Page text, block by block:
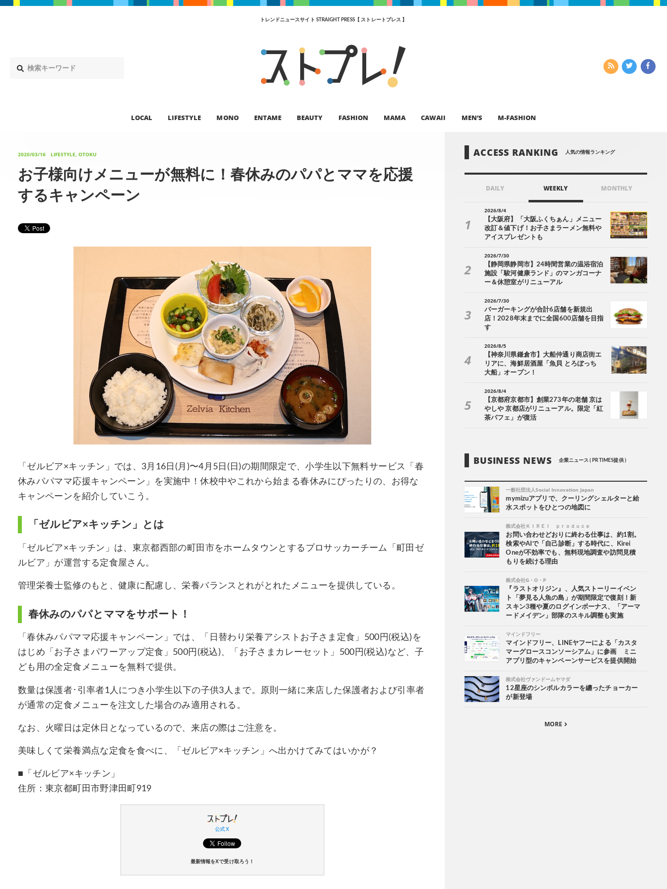
トレンドニュースサイト STRAIGHT PRESS【 ストレートプレス 】
LOCAL LIFESTYLE MONO ENTAME BEAUTY FASHION MAMA CAWAII MEN’S M-FASHION
2020/03/16 LIFESTYLE, OTOKU
お子様向けメニューが無料に！春休みのパパとママを応援
するキャンペーン
「ゼルビア×キッチン」では、3月16日(月)〜4月5日(日)の期間限定で、小学生以下無料サービス「春
休みパパママ応援キャンペーン」を実施中！休校中やこれから始まる春休みにぴったりの、お得な
キャンペーンを紹介していこう。
「ゼルビア×キッチン」とは
「ゼルビア×キッチン」は、東京都西部の町田市をホームタウンとするプロサッカーチーム「町田ゼ
ルビア」が運営する定食屋さん。
管理栄養士監修のもと、健康に配慮し、栄養バランスとれがとれたメニューを提供している。
春休みのパパとママをサポート！
「春休みパパママ応援キャンペーン」では、「日替わり栄養アシストお子さま定食」500円(税込)を
はじめ「お子さまパワーアップ定食」500円(税込)、「お子さまカレーセット」500円(税込)など、子
ども用の全定食メニューを無料で提供。
数量は保護者･引率者1人につき小学生以下の子供3人まで。原則一緒に来店した保護者および引率者
が通常の定食メニューを注文した場合のみ適用される。
なお、火曜日は定休日となっているので、来店の際はご注意を。
美味しくて栄養満点な定食を食べに、「ゼルビア×キッチン」へ出かけてみてはいかが？
■「ゼルビア×キッチン」
住所：東京都町田市野津田町919
公式 X
最新情報をXで受け取ろう！
ACCESS RANKING 人気の情報ランキング
DAILY WEEKLY MONTHLY
2026/8/4
【大阪府】「大阪ふくちぁん」メニュー
改訂＆値下げ！お子さまラーメン無料や
アイスプレゼントも
2026/7/30
【静岡県静岡市】24時間営業の温浴宿泊
施設「駿河健康ランド」のマンガコーナ
ー＆休憩室がリニューアル
2026/7/30
バーガーキングが合計6店舗を新規出
店！2028年末までに全国600店舗を目指
す
2026/8/5
【神奈川県鎌倉市】大船仲通り商店街エ
リアに、海鮮居酒屋「魚貝 とろぼっち
大船」オープン！
2026/8/4
【京都府京都市】創業273年の老舗 京は
やしや 京都店がリニューアル。限定「紅
茶パフェ」が復活
BUSINESS NEWS 企業ニュース ( PR TIMES提供 )
一般社団法人Social Innovation Japan
mymizuアプリで、クーリングシェルターと給
水スポットをひとつの地図に
株式会社ＫＩＲＥＩ ｐｒｏｄｕｃｅ
お問い合わせどおりに終わる仕事は、約1割。
検索やAIで「自己診断」する時代に、Kirei
Oneが不効率でも、無料現地調査や訪問見積
もりを続ける理由
株式会社G・O・P
『ラストオリジン』、人気ストーリーイベン
ト「夢見る人魚の島」が期間限定で復刻！新
スキン3種や夏のログインボーナス、「アーマ
ードメイデン」部隊のスキル調整も実施
マインドフリー
マインドフリー、LINEヤフーによる「カスタ
マーグロースコンソーシアム」に参画 ミニ
アプリ型のキャンペーンサービスを提供開始
株式会社ヴァンドームヤマダ
12星座のシンボルカラーを纏ったチョーカー
が新登場
MORE